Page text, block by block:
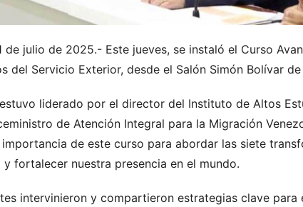
de julio de 2025.- Este jueves, se instaló el Curso
del Servicio Exterior, desde el Salón Simón Bolívar
liderado por el director del Instituto de Altos
de Atención Integral para la Migración
de este curso para abordar las siete
y fortalecer nuestra presencia en el mundo.
intervinieron y compartieron estrategias clave para